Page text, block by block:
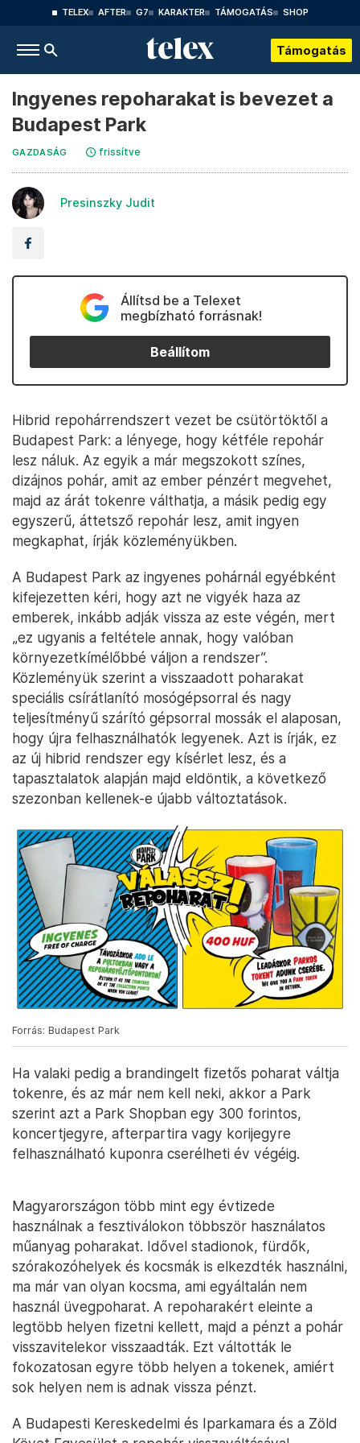
TELEX AFTER G7 KARAKTER TÁMOGATÁS SHOP
Támogatás
Ingyenes repoharakat is bevezet a
Budapest Park
GAZDASÁG frissítve
Presinszky Judit
Állítsd be a Telexet
megbízható forrásnak!
Beállítom
Hibrid repohárrendszert vezet be csütörtöktől a
Budapest Park: a lényege, hogy kétféle repohár
lesz náluk. Az egyik a már megszokott színes,
dizájnos pohár, amit az ember pénzért megvehet,
majd az árát tokenre válthatja, a másik pedig egy
egyszerű, áttetsző repohár lesz, amit ingyen
megkaphat, írják közleményükben.
A Budapest Park az ingyenes pohárnál egyébként
kifejezetten kéri, hogy azt ne vigyék haza az
emberek, inkább adják vissza az este végén, mert
„ez ugyanis a feltétele annak, hogy valóban
környezetkímélőbbé váljon a rendszer”.
Közleményük szerint a visszaadott poharakat
speciális csírátlanító mosógépsorral és nagy
teljesítményű szárító gépsorral mossák el alaposan,
hogy újra felhasználhatók legyenek. Azt is írják, ez
az új hibrid rendszer egy kísérlet lesz, és a
tapasztalatok alapján majd eldöntik, a következő
szezonban kellenek-e újabb változtatások.
Forrás: Budapest Park
Ha valaki pedig a brandingelt fizetős poharat váltja
tokenre, és az már nem kell neki, akkor a Park
szerint azt a Park Shopban egy 300 forintos,
koncertjegyre, afterpartira vagy korijegyre
felhasználható kuponra cserélheti év végéig.
Magyarországon több mint egy évtizede
használnak a fesztiválokon többször használatos
műanyag poharakat. Idővel stadionok, fürdők,
szórakozóhelyek és kocsmák is elkezdték használni,
ma már van olyan kocsma, ami egyáltalán nem
használ üvegpoharat. A repoharakért eleinte a
legtöbb helyen fizetni kellett, majd a pénzt a pohár
visszavitelekor visszaadták. Ezt váltották le
fokozatosan egyre több helyen a tokenek, amiért
sok helyen nem is adnak vissza pénzt.
A Budapesti Kereskedelmi és Iparkamara és a Zöld